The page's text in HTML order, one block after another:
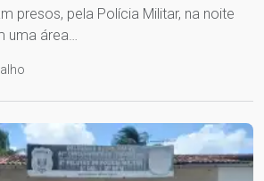
presos, pela Polícia Militar, na noite
uma área…